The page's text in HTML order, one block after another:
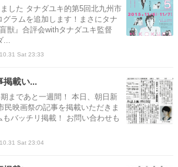
した タナダユキ的第5回北九州市
グラムを追加します！まさにタナ
獣』合評会withタナダユキ監督
Sat 23:33
掲載い...
まであと一週間！ 本日、朝日新
民映画祭の記事を掲載いただきま
もバッチリ掲載！ お問い合わせも
Sat 23:04